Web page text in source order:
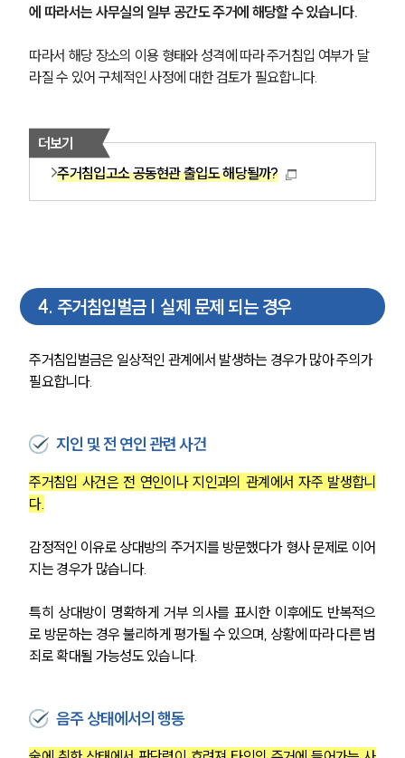
에 따라서는 사무실의 일부 공간도 주거에 해당할 수 있습니다.
따라서 해당 장소의 이용 형태와 성격에 따라 주거침입 여부가 달
라질 수 있어 구체적인 사정에 대한 검토가 필요합니다.
더보기
주거침입고소 공동현관 출입도 해당될까?
4. 주거침입벌금 | 실제 문제 되는 경우
주거침입벌금은 일상적인 관계에서 발생하는 경우가 많아 주의가
필요합니다.
지인 및 전 연인 관련 사건
주거침입 사건은 전 연인이나 지인과의 관계에서 자주 발생합니
다.
감정적인 이유로 상대방의 주거지를 방문했다가 형사 문제로 이어
지는 경우가 많습니다.
특히 상대방이 명확하게 거부 의사를 표시한 이후에도 반복적으
로 방문하는 경우 불리하게 평가될 수 있으며, 상황에 따라 다른 범
죄로 확대될 가능성도 있습니다.
음주 상태에서의 행동